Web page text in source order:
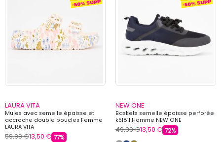
LAURA VITA
Mules avec semelle épaisse et
accroche double boucles Femme
LAURA VITA
59,99 €13,50 € 77%
NEW ONE
Baskets semelle épaisse perforée
k51811 Homme NEW ONE
49,99 €13,50 € 72%